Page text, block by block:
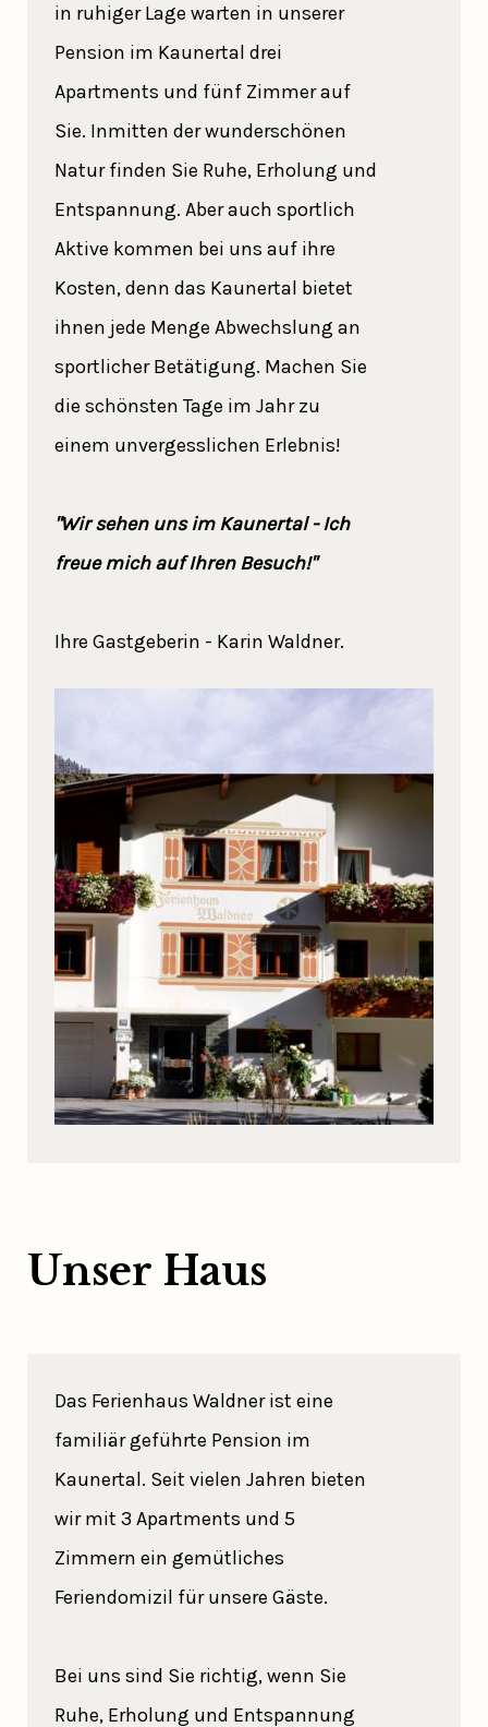
in ruhiger Lage warten in unserer
Pension im Kaunertal drei
Apartments und fünf Zimmer auf
Sie. Inmitten der wunderschönen
Natur finden Sie Ruhe, Erholung und
Entspannung. Aber auch sportlich
Aktive kommen bei uns auf ihre
Kosten, denn das Kaunertal bietet
ihnen jede Menge Abwechslung an
sportlicher Betätigung. Machen Sie
die schönsten Tage im Jahr zu
einem unvergesslichen Erlebnis!
"Wir sehen uns im Kaunertal - Ich
freue mich auf Ihren Besuch!"
Ihre Gastgeberin - Karin Waldner.
Unser Haus
Das Ferienhaus Waldner ist eine
familiär geführte Pension im
Kaunertal. Seit vielen Jahren bieten
wir mit 3 Apartments und 5
Zimmern ein gemütliches
Feriendomizil für unsere Gäste.
Bei uns sind Sie richtig, wenn Sie
Ruhe, Erholung und Entspannung